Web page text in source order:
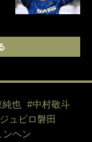
純也
#中村敬斗
ュビロ磐田
ンヘン